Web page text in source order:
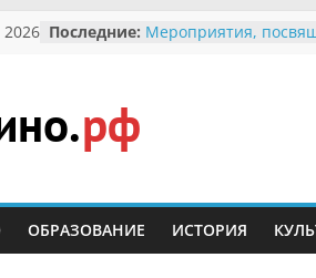
2026 Последние: Мероприятия,
Безопасность в сети
Ученики приняли
мероприятии
ОБРАЗОВАНИЕ ИСТОРИЯ